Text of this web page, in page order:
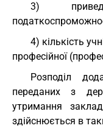
3)
4) кількість
професійної
Розподіл
переданих з
утримання
здійснюється в